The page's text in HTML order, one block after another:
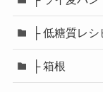
├ 低糖質レシ
├ 箱根